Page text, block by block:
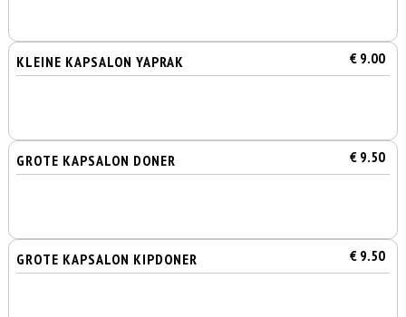
KLEINE KAPSALON YAPRAK € 9.00
GROTE KAPSALON DONER € 9.50
GROTE KAPSALON KIPDONER € 9.50